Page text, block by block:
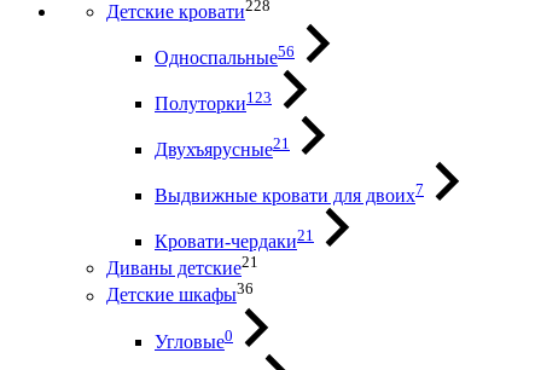
Детские кровати228
Односпальные56
Полуторки123
Двухъярусные21
Выдвижные кровати для двоих7
Кровати-чердаки21
Диваны детские21
Детские шкафы36
Угловые0